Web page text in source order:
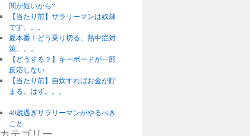
間が短いから?
【当たり前】サラリーマンは奴隷
です。。。
夏本番！どう乗り切る。熱中症対
策。。。
【どうする？】キーボードが一部
反応しない
【当たり前】自炊すればお金が貯
まる。はず。。。
40歳過ぎサラリーマンがやるべき
こと